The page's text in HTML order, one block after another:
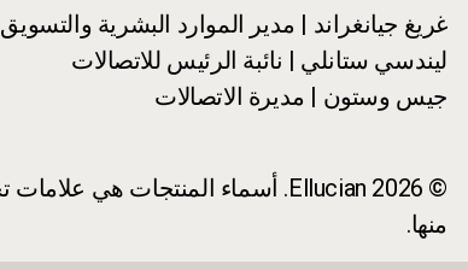
غريغ جيانغراند | مدير الموارد البشرية والتسويق
ليندسي ستانلي | نائبة الرئيس للاتصالات
جيس وستون | مديرة الاتصالات
منها.